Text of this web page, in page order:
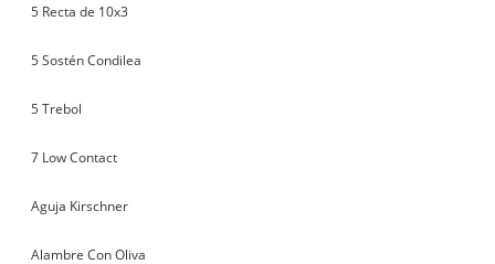
5 Recta de 10x3
5 Sostén Condilea
5 Trebol
7 Low Contact
Aguja Kirschner
Alambre Con Oliva